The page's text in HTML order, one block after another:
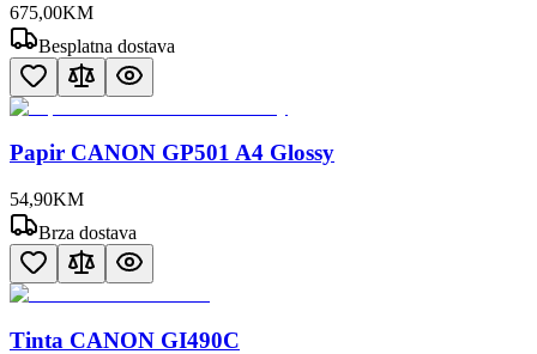
675,00KM
Besplatna dostava
Papir CANON GP501 A4 Glossy
54,90KM
Brza dostava
Tinta CANON GI490C